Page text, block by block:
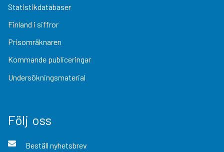
Statistikdatabaser
Finland i siffror
Prisomräknaren
Kommande publiceringar
Undersökningsmaterial
Följ oss
Beställ nyhetsbrev